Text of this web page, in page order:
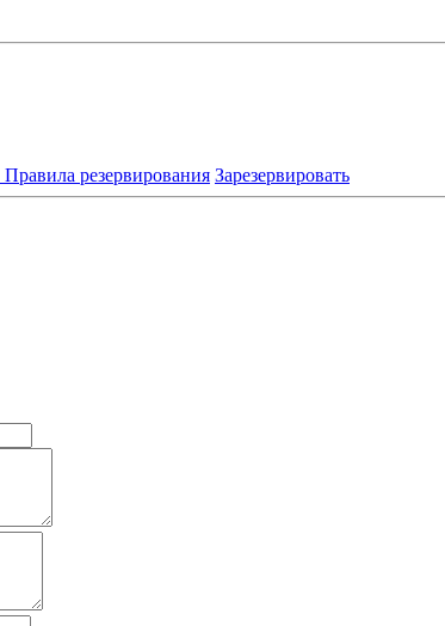
Правила резервирования Зарезервировать